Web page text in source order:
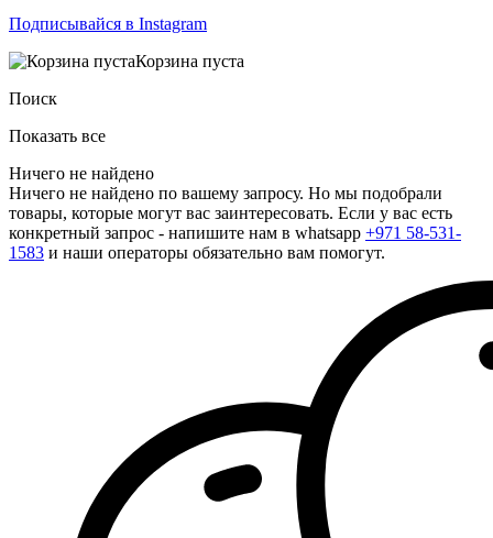
Подписывайся в Instagram
Корзина пуста
Поиск
Показать все
Ничего не найдено
Ничего не найдено по вашему запросу. Но мы подобрали
товары, которые могут вас заинтересовать. Если у вас есть
конкретный запрос - напишите нам в whatsapp +971 58-531-
1583 и наши операторы обязательно вам помогут.